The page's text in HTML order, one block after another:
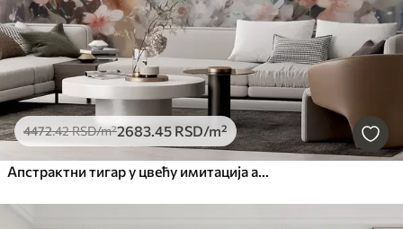
4472.42RSD/m²2683 .45 RSD/m²